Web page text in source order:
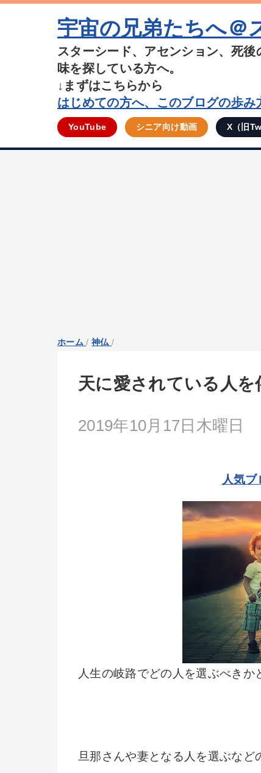
宇宙の兄弟たちへ
スターシード、アセンション、死
味を探している方へ。
↓まずはこちらから
はじめての方へ、このブログの歩み
YouTube シニア向け動画 X（旧
ホーム /神仏 /
天に愛されている人
2019年10月17日木曜日
人気
人生の岐路でどの人を選ぶべき
旦那さんや妻となる人を選ぶな